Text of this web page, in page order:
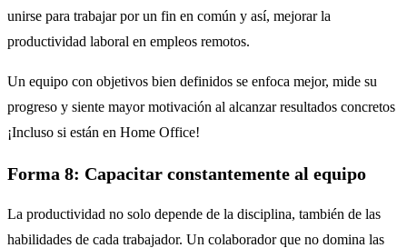
unirse para trabajar por un fin en común y así, mejorar la
productividad laboral en empleos remotos.
Un equipo con objetivos bien definidos se enfoca mejor, mide su
progreso y siente mayor motivación al alcanzar resultados concretos
¡Incluso si están en Home Office!
Forma 8: Capacitar constantemente al equipo
La productividad no solo depende de la disciplina, también de las
habilidades de cada trabajador. Un colaborador que no domina las